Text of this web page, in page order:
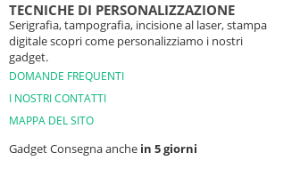
TECNICHE DI PERSONALIZZAZIONE
Serigrafia, tampografia, incisione al laser, stampa
digitale scopri come personalizziamo i nostri
gadget.
DOMANDE FREQUENTI
I NOSTRI CONTATTI
MAPPA DEL SITO
Gadget Consegna anche in 5 giorni